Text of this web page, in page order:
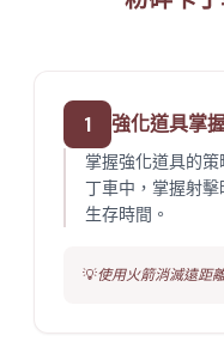
1 強化道具掌
掌握強化道具的
丁車中，掌握射
生存時間。
💡使用火箭消滅遠距